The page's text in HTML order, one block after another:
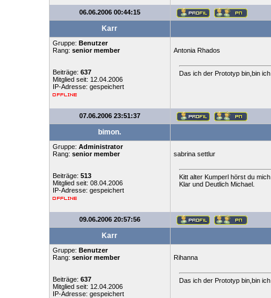
06.06.2006 00:44:15
Karr
Gruppe: Benutzer
Rang: senior member
Beiträge: 637
Mitglied seit: 12.04.2006
IP-Adresse: gespeichert
Antonia Rhados
Das ich der Prototyp bin,bin
07.06.2006 23:51:37
bimon.
Gruppe: Administrator
Rang: senior member
Beiträge: 513
Mitglied seit: 08.04.2006
IP-Adresse: gespeichert
sabrina settlur
Kitt alter Kumperl hörst du
Klar und Deutlich Michael.
09.06.2006 20:57:56
Karr
Gruppe: Benutzer
Rang: senior member
Beiträge: 637
Mitglied seit: 12.04.2006
IP-Adresse: gespeichert
Rihanna
Das ich der Prototyp bin,bin